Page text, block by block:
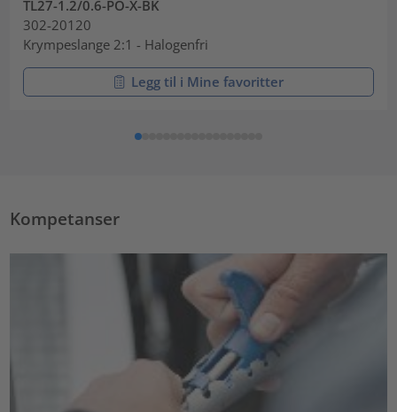
TL27-1.2/0.6-PO-X-BK
302-20120
Krympeslange 2:1 - Halogenfri
Legg til i Mine favoritter
Kompetanser